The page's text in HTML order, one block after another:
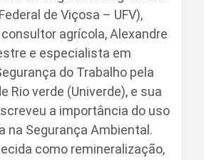
de Viçosa – UFV),
agrícola, Alexandre
e especialista em
do Trabalho pela
Rio verde (Univerde), e sua
a importância do uso
na Segurança Ambiental.
como remineralização,